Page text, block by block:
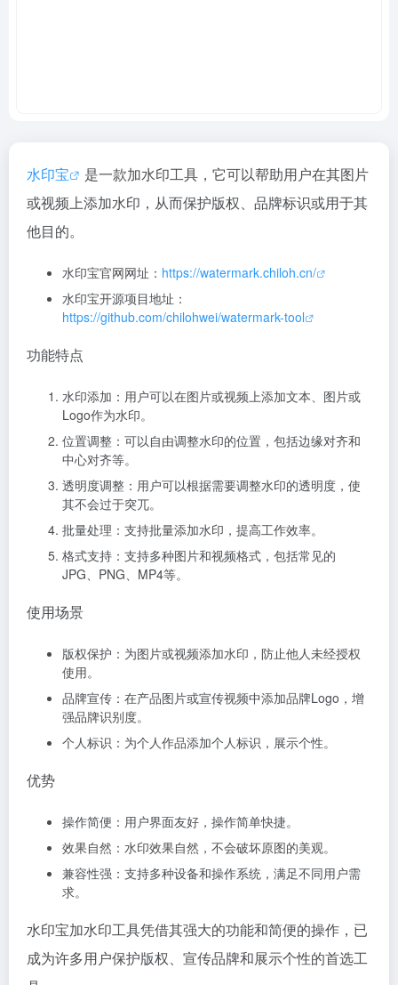
水印宝
是一款加水印工具，它可以帮助用户在其图片
或视频上添加水印，从而保护版权、品牌标识或用于其
他目的。
水印宝官网网址： https://watermark.chiloh.cn/
水印宝开源项目地址：
https://github.com/chilohwei/watermark-tool
功能特点
水印添加：用户可以在图片或视频上添加文本、图片或
Logo作为水印。
位置调整：可以自由调整水印的位置，包括边缘对齐和
中心对齐等。
透明度调整：用户可以根据需要调整水印的透明度，使
其不会过于突兀。
批量处理：支持批量添加水印，提高工作效率。
格式支持：支持多种图片和视频格式，包括常见的
JPG、PNG、MP4等。
使用场景
版权保护：为图片或视频添加水印，防止他人未经授权
使用。
品牌宣传：在产品图片或宣传视频中添加品牌Logo，增
强品牌识别度。
个人标识：为个人作品添加个人标识，展示个性。
优势
操作简便：用户界面友好，操作简单快捷。
效果自然：水印效果自然，不会破坏原图的美观。
兼容性强：支持多种设备和操作系统，满足不同用户需
求。
水印宝加水印工具凭借其强大的功能和简便的操作，已
成为许多用户保护版权、宣传品牌和展示个性的首选工